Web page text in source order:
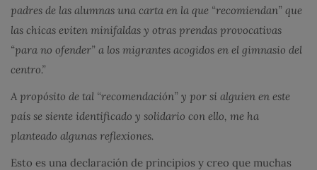
padres de las alumnas una carta en la que “recomiendan” que
las chicas eviten minifaldas y otras prendas provocativas
“para no ofender” a los migrantes acogidos en el gimnasio del
centro.”
A propósito de tal “recomendación” y por si alguien en este
país se siente identificado y solidario con ello, me ha
planteado algunas reflexiones.
Esto es una declaración de principios y creo que muchas